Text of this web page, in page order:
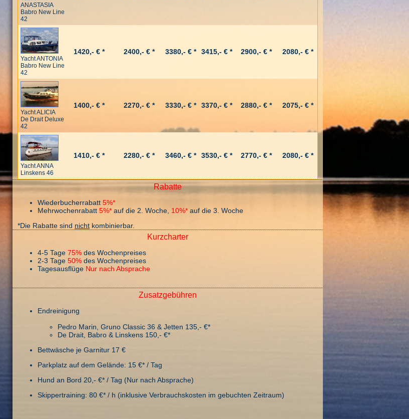
ANASTASIA
Babro New Line
42
Yacht ANTONIA
Babro New Line
42
1420,- € * 2400,- € * 3380,- € * 3415,- € * 2900,- € * 2080,- € *
Yacht ALICIA
De Drait Deluxe
42
1400,- € * 2270,- € * 3330,- € * 3370,- € * 2880,- € * 2075,- € *
Yacht ANNA
Linskens 46
1410,- € * 2280,- € * 3460,- € * 3530,- € * 2770,- € * 2080,- € *
Rabatte
Wiederbucherrabatt 5%*
Mehrwochenrabatt 5%* auf die 2. Woche, 10%* auf die 3. Woche
*Die Rabatte sind nicht kombinierbar.
Kurzcharter
4-5 Tage 75% des Wochenpreises
2-3 Tage 50% des Wochenpreises
Tagesausflüge Nur nach Absprache
Zusatzgebühren
Endreinigung
Pedro Marin, Gruno Classic 36 & Jetten 135,- €*
De Drait, Babro & Linskens 150,- €*
Bettwäsche je Garnitur 17 €
Parkplatz auf dem Gelände: 15 €* / Tag
Hund an Bord 20,- €* / Tag (Nur nach Absprache)
Skippertraining: 80 €* / h (inklusive Verbrauchskosten im gebuchten Zeitraum)